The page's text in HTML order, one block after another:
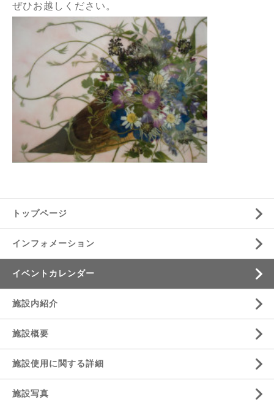
ぜひお越しください。
トップページ
インフォメーション
イベントカレンダー
施設内紹介
施設概要
施設使用に関する詳細
施設写真